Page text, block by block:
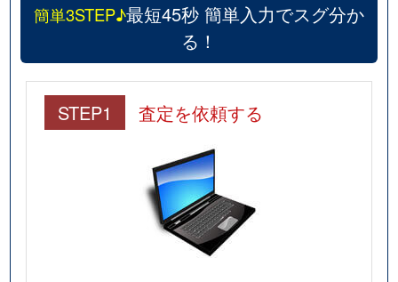
簡単3STEP♪最短45秒 簡単入力でスグ分か
る！
STEP1 査定を依頼する